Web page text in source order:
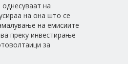
на
на она што се
на емисиите
преку инвестирање
за